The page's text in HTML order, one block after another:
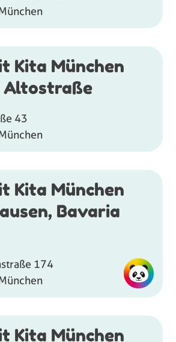
Kita München
Altostraße
43
Kita München
Bavaria
174
Kita München